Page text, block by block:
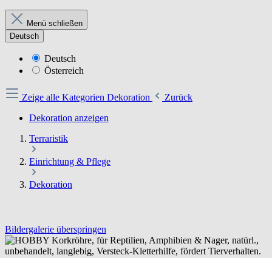
Menü schließen
Deutsch
Deutsch
Österreich
Zeige alle Kategorien Dekoration
Zurück
Dekoration anzeigen
Terraristik
Einrichtung & Pflege
Dekoration
Bildergalerie überspringen